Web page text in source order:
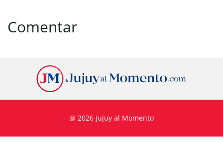
Comentar
@ 2026 Jujuy al Momento